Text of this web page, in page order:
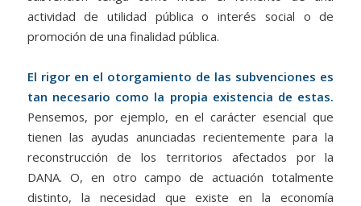
actividad de utilidad pública o interés social o de
promoción de una finalidad pública.
El rigor en el otorgamiento de las subvenciones es
tan necesario como la propia existencia de estas.
Pensemos, por ejemplo, en el carácter esencial que
tienen las ayudas anunciadas recientemente para la
reconstrucción de los territorios afectados por la
DANA. O, en otro campo de actuación totalmente
distinto, la necesidad que existe en la economía